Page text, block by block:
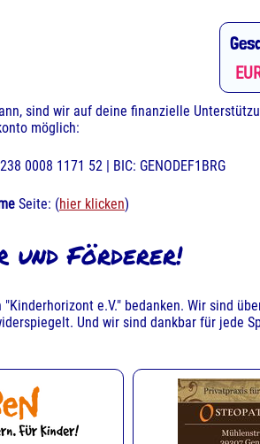
sind wir auf deine finanzielle
möglich:
0008 1171 52 | BIC: GENODEF1BRG
Seite: (hier klicken)
und Förderer!
e.V." bedanken. Wir sind
Und wir sind dankbar für jede